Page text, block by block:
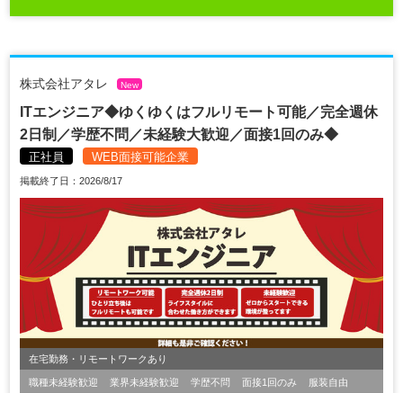
株式会社アタレ New
ITエンジニア◆ゆくゆくはフルリモート可能／完全週休
2日制／学歴不問／未経験大歓迎／面接1回のみ◆
正社員 WEB面接可能企業
掲載終了日：2026/8/17
在宅勤務・リモートワークあり
職種未経験歓迎 業界未経験歓迎 学歴不問 面接1回のみ 服装自由